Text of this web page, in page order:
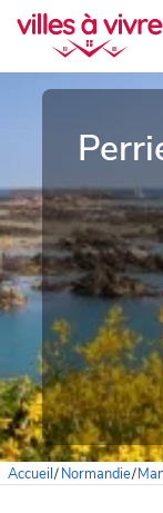
Accueil/Normandie/